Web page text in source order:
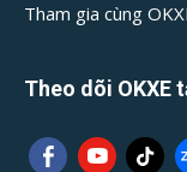
Tham gia cùng
Theo dõi OKXE